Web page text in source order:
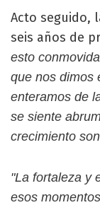
Acto seguido,
seis años de
esto
que nos dimos
enteramos de
se siente
crecimiento
"La fortaleza y
esos